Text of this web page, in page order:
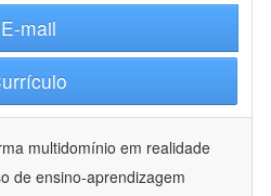
E-mail
multidomínio em realidade
de ensino-aprendizagem